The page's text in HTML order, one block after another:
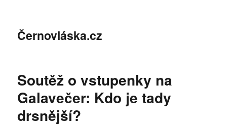
Černovláska.cz
Soutěž o vstupenky na
Galavečer: Kdo je tady
drsnější?